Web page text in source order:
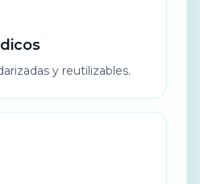
y reutilizables.